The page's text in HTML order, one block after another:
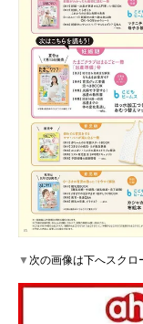
▼次の画像は下へスクロ